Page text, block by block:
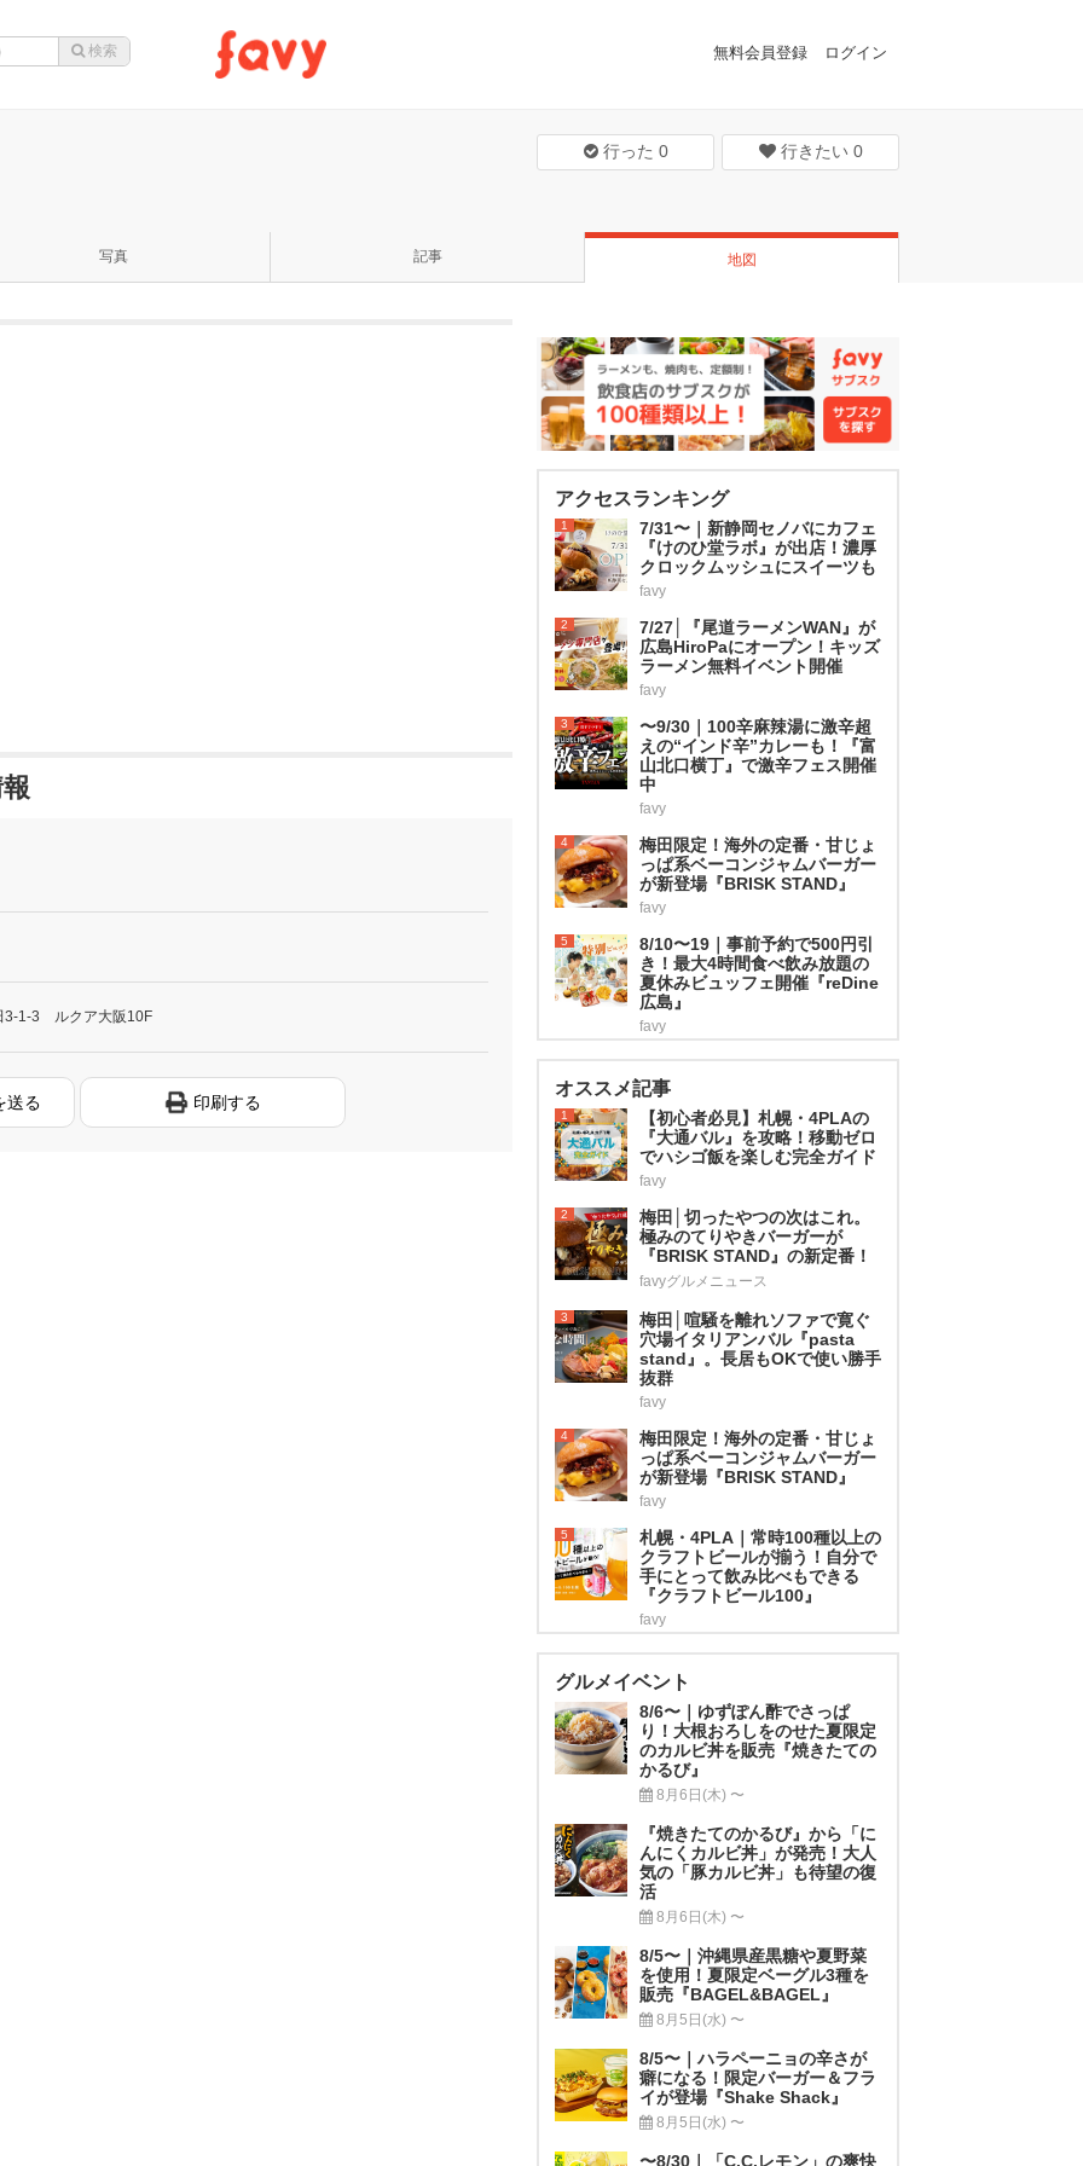
無料会員登録 ログイン
行った 0 行きたい 0
写真 記事 地図
3-1-3 ルクア大阪10F
送る 印刷する
アクセスランキング
1
7/31〜｜新静岡セノバにカフェ
『けのひ堂ラボ』が出店！濃厚
クロックムッシュにスイーツも
favy
2
7/27│『尾道ラーメンWAN』が
広島HiroPaにオープン！キッズ
ラーメン無料イベント開催
favy
3
〜9/30｜100辛麻辣湯に激辛超
えの“インド辛”カレーも！『富
山北口横丁』で激辛フェス開催
中
favy
4
梅田限定！海外の定番・甘じょ
っぱ系ベーコンジャムバーガー
が新登場『BRISK STAND』
favy
5
8/10〜19｜事前予約で500円引
き！最大4時間食べ飲み放題の
夏休みビュッフェ開催『reDine
広島』
favy
オススメ記事
1
【初心者必見】札幌・4PLAの
『大通バル』を攻略！移動ゼロ
でハシゴ飯を楽しむ完全ガイド
favy
2
梅田│切ったやつの次はこれ。
極みのてりやきバーガーが
『BRISK STAND』の新定番！
favyグルメニュース
3
梅田│喧騒を離れソファで寛ぐ
穴場イタリアンバル『pasta
stand』。長居もOKで使い勝手
抜群
favy
4
梅田限定！海外の定番・甘じょ
っぱ系ベーコンジャムバーガー
が新登場『BRISK STAND』
favy
5
札幌・4PLA｜常時100種以上の
クラフトビールが揃う！自分で
手にとって飲み比べもできる
『クラフトビール100』
favy
グルメイベント
8/6〜｜ゆずぽん酢でさっぱ
り！大根おろしをのせた夏限定
のカルビ丼を販売『焼きたての
かるび』
8月6日(木) 〜
『焼きたてのかるび』から「に
んにくカルビ丼」が発売！大人
気の「豚カルビ丼」も待望の復
活
8月6日(木) 〜
8/5〜｜沖縄県産黒糖や夏野菜
を使用！夏限定ベーグル3種を
販売『BAGEL&BAGEL』
8月5日(水) 〜
8/5〜｜ハラペーニョの辛さが
癖になる！限定バーガー＆フラ
イが登場『Shake Shack』
8月5日(水) 〜
〜8/30｜「C.C.レモン」の爽快